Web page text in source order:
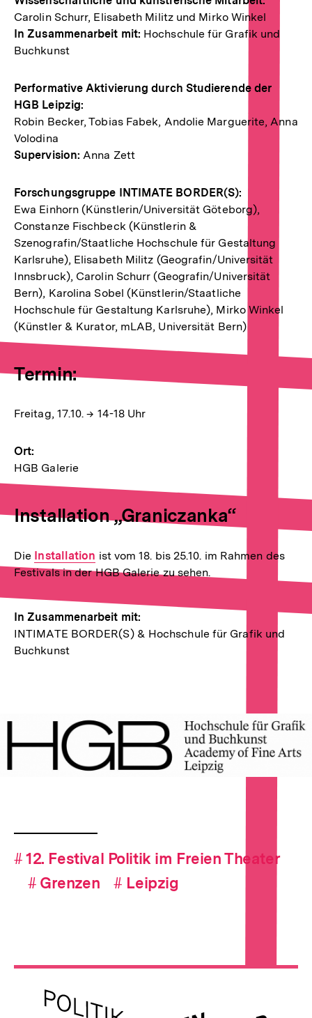
Carolin Schurr, Elisabeth Militz und Mirko Winkel
In Zusammenarbeit mit: Hochschule für Grafik und
Buchkunst
Performative Aktivierung durch Studierende der
HGB Leipzig:
Robin Becker, Tobias Fabek, Andolie Marguerite, Anna
Volodina
Supervision: Anna Zett
Forschungsgruppe INTIMATE BORDER(S):
Ewa Einhorn (Künstlerin/Universität Göteborg),
Constanze Fischbeck (Künstlerin &
Szenografin/Staatliche Hochschule für Gestaltung
Karlsruhe), Elisabeth Militz (Geografin/Universität
Innsbruck), Carolin Schurr (Geografin/Universität
Bern), Karolina Sobel (Künstlerin/Staatliche
Hochschule für Gestaltung Karlsruhe), Mirko Winkel
(Künstler & Kurator, mLAB, Universität Bern)
Termin:
Freitag, 17.10. → 14-18 Uhr
Ort:
HGB Galerie
Installation „Graniczanka“
Die Interner
Link:
Installation ist vom 18. bis 25.10. im Rahmen des
Festivals in der HGB Galerie zu sehen.
In Zusammenarbeit mit:
INTIMATE BORDER(S) & Hochschule für Grafik und
Buchkunst
In
Lightbox
Hashtag-
Navigation
#Hashtag
12. Festival Politik im Freien Theater
# Hashtag
Grenzen # Hashtag
Leipzig
Meta-